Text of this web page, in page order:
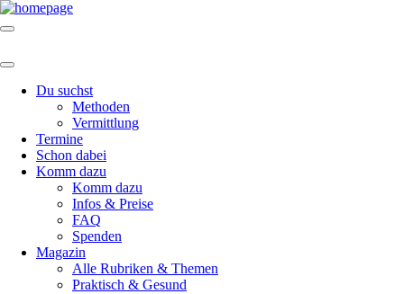
Du suchst
Methoden
Vermittlung
Termine
Schon dabei
Komm dazu
Komm dazu
Infos & Preise
FAQ
Spenden
Magazin
Alle Rubriken & Themen
Praktisch & Gesund